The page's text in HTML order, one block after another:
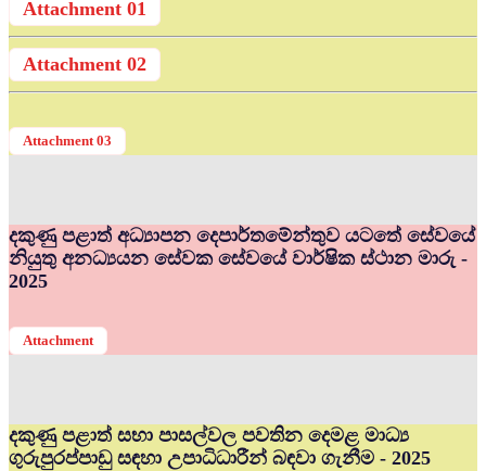
Attachment 01
Attachment 02
Attachment 03
දකුණු පළාත් අධ්‍යාපන දෙපාර්තමේන්තුව යටතේ සේවයේ
නියුතු අනධ්‍යයන සේවක සේවයේ වාර්ෂික ස්ථාන මාරු -
2025
Attachment
දකුණු පළාත් සභා පාසල්වල පවතින දෙමළ මාධ්‍ය
ගුරුපුරප්පාඩු සඳහා උපාධිධාරීන් බඳවා ගැනීම - 2025